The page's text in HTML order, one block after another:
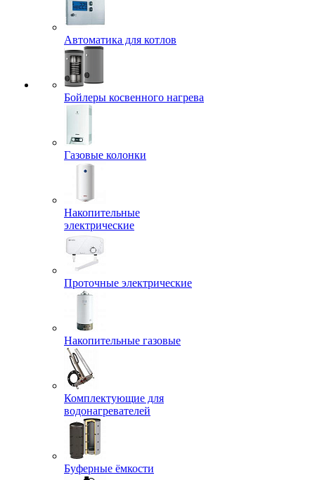
Автоматика для котлов
Бойлеры косвенного нагрева
Газовые колонки
Накопительные
электрические
Проточные электрические
Накопительные газовые
Комплектующие для
водонагревателей
Буферные ёмкости